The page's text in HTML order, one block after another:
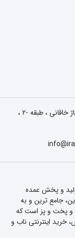
تبریز - میدان دانشسرا ، اول خیابان خاقانی ، پاساژ خاقانی ، طبقه -2 ،
را از سال ۱۳۹۳ در زمینه تولید و پخش عمده
جامع ترین و به
و پخت و پز است که
خرید اینترنتی ناب و